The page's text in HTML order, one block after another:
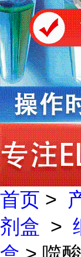
首页 >
剂盒 >